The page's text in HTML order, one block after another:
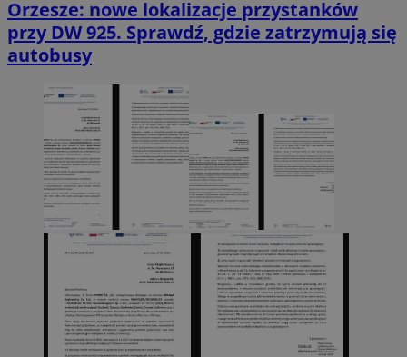
Orzesze: nowe lokalizacje przystanków
przy DW 925. Sprawdź, gdzie zatrzymują się
autobusy